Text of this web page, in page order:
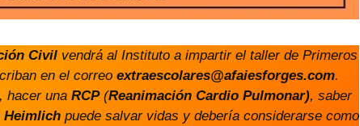
Civil vendrá al Instituto a impartir el taller de Primeros
en el correo extraescolares@afaiesforges.com.
hacer una RCP(Reanimación Cardio Pulmonar), saber
Heimlich puede salvar vidas y debería considerarse como